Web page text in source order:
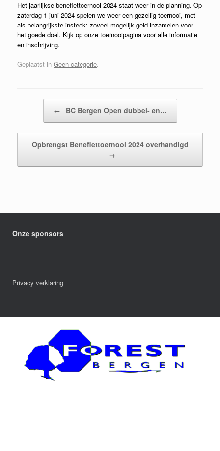
Het jaarlijkse benefiettoernooi 2024 staat weer in de planning. Op
zaterdag 1 juni 2024 spelen we weer een gezellig toernooi, met
als belangrijkste insteek: zoveel mogelijk geld inzamelen voor
het goede doel. Kijk op onze toernooipagina voor alle informatie
en inschrijving.
Geplaatst in Geen categorie.
← BC Bergen Open dubbel- en…
Opbrengst Benefiettoernooi 2024 overhandigd
→
Onze sponsors
Privacy verklaring